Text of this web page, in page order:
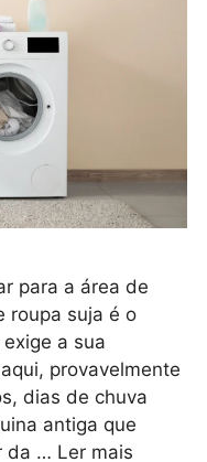
para a área de
roupa suja é o
a sua
provavelmente
dias de chuva
antiga que
da … Ler mais